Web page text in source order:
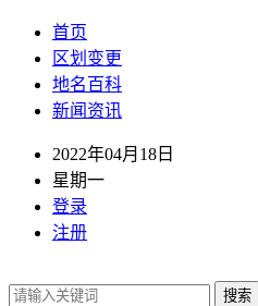
首页
区划变更
地名百科
新闻资讯
2022年04月18日
星期一
登录
注册
搜索